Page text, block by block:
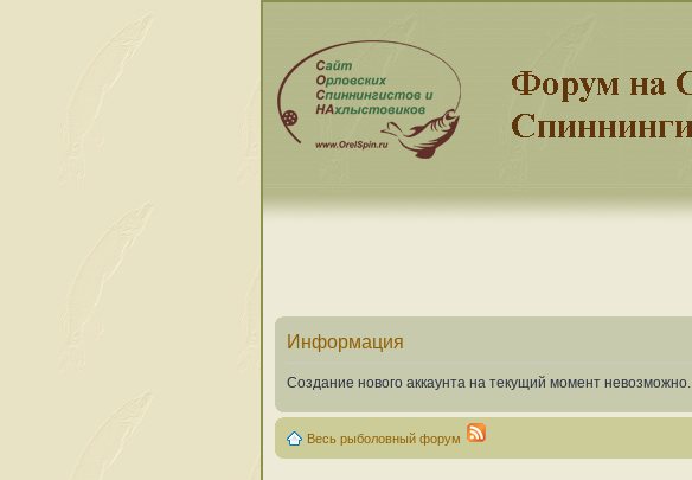
Информация
Создание нового аккаунта на текущий момент невозможно.
Весь рыболовный форум